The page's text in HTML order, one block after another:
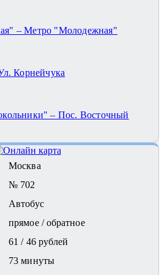
– Метро "Молодежная"
Корнейчука
– Пос. Восточный
Москва
№ 702
Автобус
прямое / обратное
61 / 46 рублей
73 минуты